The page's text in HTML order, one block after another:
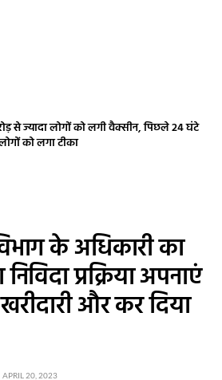
से ज्यादा लोगों को लगी वैक्सीन, पिछले 24 घंटे
को लगा टीका
के अधिकारी का
प्रक्रिया अपनाएं
और कर दिया
APRIL 20, 2023